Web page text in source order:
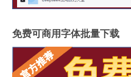
免费可商用字体批量下载